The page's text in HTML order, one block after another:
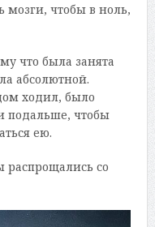
мозги, чтобы в ноль,
что была занята
абсолютной.
ходил, было
подальше, чтобы
ею.
со